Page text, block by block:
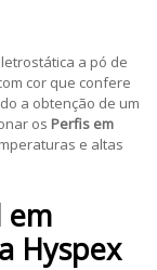
a pó de
cor que confere
a obtenção de um
os Perfis em
e altas
em
Hyspex